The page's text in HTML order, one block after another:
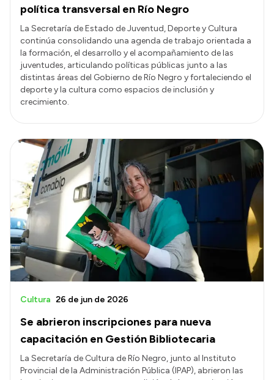
política transversal en Río Negro
La Secretaría de Estado de Juventud, Deporte y Cultura
continúa consolidando una agenda de trabajo orientada a
la formación, el desarrollo y el acompañamiento de las
juventudes, articulando políticas públicas junto a las
distintas áreas del Gobierno de Río Negro y fortaleciendo el
deporte y la cultura como espacios de inclusión y
crecimiento.
Se abrieron inscripciones para nueva
capacitación en Gestión Bibliotecaria
Cultura 26 de jun de 2026
La Secretaría de Cultura de Río Negro, junto al Instituto
Provincial de la Administración Pública (IPAP), abrieron las